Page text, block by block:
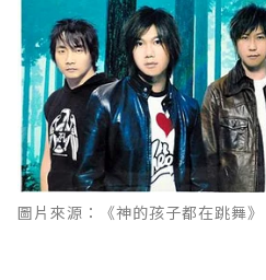
圖片來源：《神的孩子都在跳舞》